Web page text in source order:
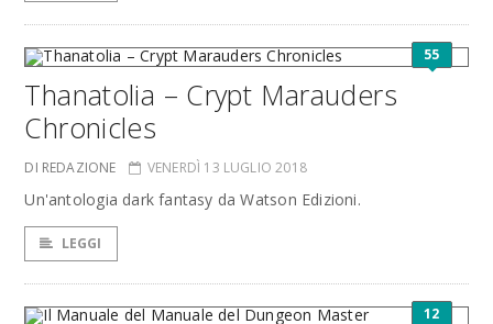
55
Thanatolia – Crypt Marauders
Chronicles
DI REDAZIONE VENERDÌ 13 LUGLIO 2018
Un'antologia dark fantasy da Watson Edizioni.
LEGGI
12